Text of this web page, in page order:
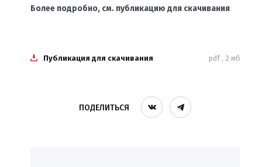
Более подробно, см. публикацию для скачивания
Публикация для скачивания pdf , 2 мб
ПОДЕЛИТЬСЯ